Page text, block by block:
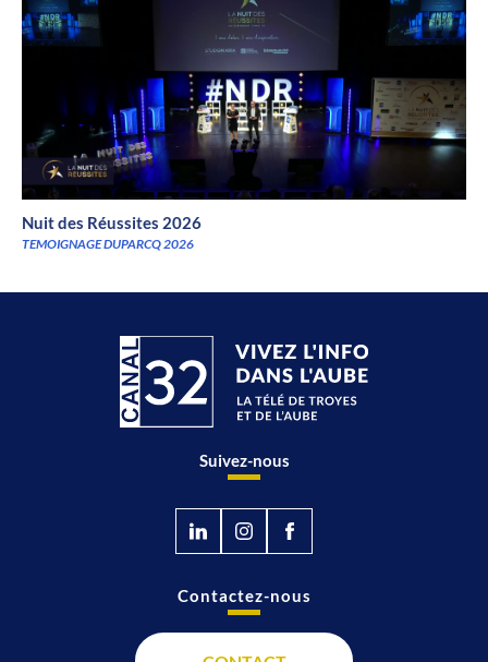
Nuit des Réussites 2026
TEMOIGNAGE DUPARCQ 2026
Suivez-nous
Contactez-nous